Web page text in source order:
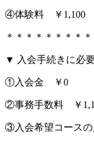
④体験料 ￥1,100
＊＊＊＊＊＊＊＊
▼ 入会手続きに必
①入会金 ￥0
②事務手数料 ￥
③入会希望コースの